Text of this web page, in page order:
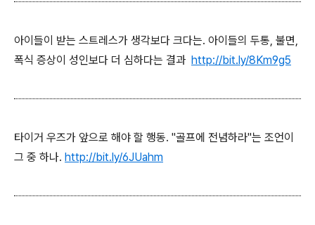
아이들이 받는 스트레스가 생각보다 크다는. 아이들의 두통, 불면,
폭식 증상이 성인보다 더 심하다는 결과 http://bit.ly/8Km9g5
타이거 우즈가 앞으로 해야 할 행동. "골프에 전념하라"는 조언이
그 중 하나. http://bit.ly/6JUahm